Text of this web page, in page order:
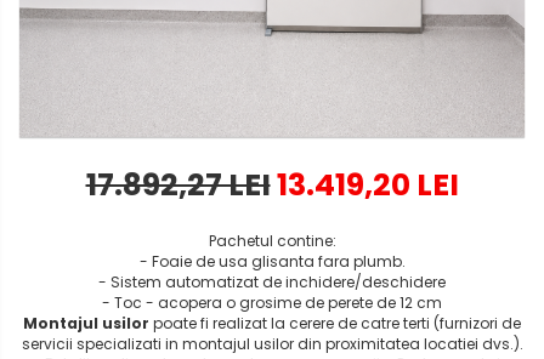
17.892,27 LEI13.419,20 LEI
Pachetul contine:
- Foaie de usa glisanta fara plumb.
- Sistem automatizat de inchidere/deschidere
- Toc - acopera o grosime de perete de 12 cm
Montajul usilor poate fi realizat la cerere de catre terti (furnizori de
servicii specializati in montajul usilor din proximitatea locatiei dvs.).